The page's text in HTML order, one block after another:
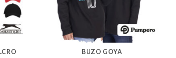
BUZO GOYA